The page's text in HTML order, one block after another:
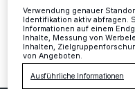
11.02.2021 , 12:31 Uhr
Verwendung genauer
Identifikation aktiv abfragen.
Informationen auf einem
Inhalte, Messung von
Inhalten,
von Angeboten.
Ausführliche Informationen